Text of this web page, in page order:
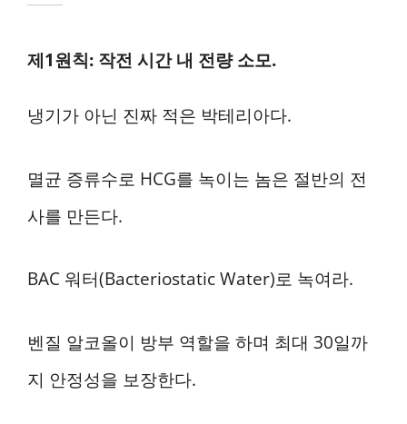
제1원칙: 작전 시간 내 전량 소모.
냉기가 아닌 진짜 적은 박테리아다.
멸균 증류수로 HCG를 녹이는 놈은 절반의 전
사를 만든다.
BAC 워터(Bacteriostatic Water)로 녹여라.
벤질 알코올이 방부 역할을 하며 최대 30일까
지 안정성을 보장한다.